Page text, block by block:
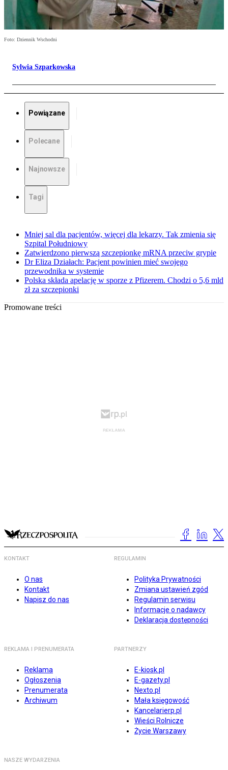
Foto: Dziennik Wschodni
Sylwia Szparkowska
Powiązane
Polecane
Najnowsze
Tagi
Mniej sal dla pacjentów, więcej dla lekarzy. Tak zmienia się
Szpital Południowy
Zatwierdzono pierwszą szczepionkę mRNA przeciw grypie
Dr Eliza Działach: Pacjent powinien mieć swojego
przewodnika w systemie
Polska składa apelację w sporze z Pfizerem. Chodzi o 5,6 mld
zł za szczepionki
Promowane treści
KONTAKT
O nas
Kontakt
Napisz do nas
REGULAMIN
Polityka Prywatności
Zmiana ustawień zgód
Regulamin serwisu
Informacje o nadawcy
Deklaracja dostępności
REKLAMA I PRENUMERATA
Reklama
Ogłoszenia
Prenumerata
Archiwum
PARTNERZY
E-kiosk.pl
E-gazety.pl
Nexto.pl
Mała księgowość
Kancelarierp.pl
Wieści Rolnicze
Życie Warszawy
NASZE WYDARZENIA